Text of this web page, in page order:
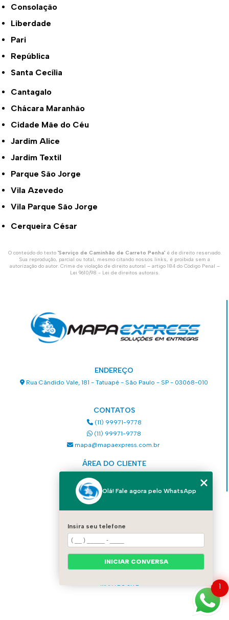
Consolação
Liberdade
Pari
República
Santa Cecília
Cantagalo
Chácara Maranhão
Cidade Mãe do Céu
Jardim Alice
Jardim Textil
Parque São Jorge
Vila Azevedo
Vila Parque São Jorge
Cerqueira César
O conteúdo do texto "Serviço de Caminhão de Carreto Penha" é de direito reservado.
Sua reprodução, parcial ou total, mesmo citando nossos links, é proibida sem a
autorização do autor. Crime de violação de direito autoral – artigo 184 do Código Penal –
Lei 9610/98 - Lei de direitos autorais.
ENDEREÇO
Rua Cândido Vale, 181 - Tatuapé - São Paulo - SP - 03068-010
CONTATOS
(11) 99971-9778
(11) 99971-9778
mapa@mapaexpress.com.br
ÁREA DO CLIENTE
QUEM SOMOS
CONTATO
MAPA DO SITE
1
Olá! Fale agora pelo WhatsApp
Insira seu telefone
INICIAR CONVERSA